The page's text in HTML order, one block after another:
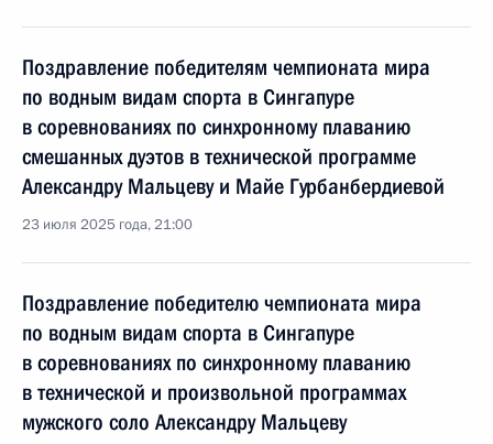
Поздравление победителям чемпионата мира
по водным видам спорта в Сингапуре
в соревнованиях по синхронному плаванию
смешанных дуэтов в технической программе
Александру Мальцеву и Майе Гурбанбердиевой
23 июля 2025 года, 21:00
Поздравление победителю чемпионата мира
по водным видам спорта в Сингапуре
в соревнованиях по синхронному плаванию
в технической и произвольной программах
мужского соло Александру Мальцеву